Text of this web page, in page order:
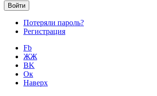
Потеряли пароль?
Регистрация
Fb
ЖЖ
ВK
Ок
Наверх